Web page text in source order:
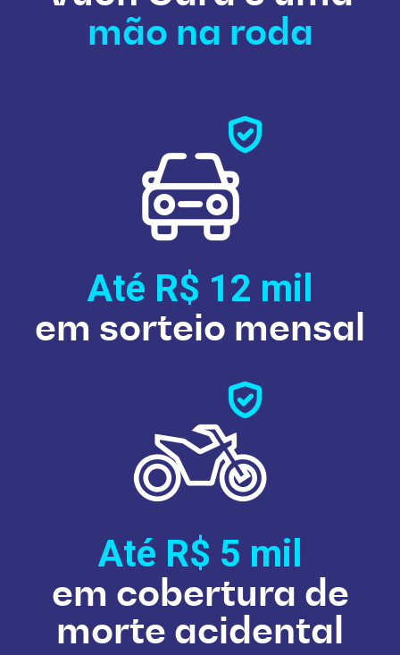
mão na roda
Até R$ 12 mil
em sorteio mensal
Até R$ 5 mil
em cobertura de
morte acidental